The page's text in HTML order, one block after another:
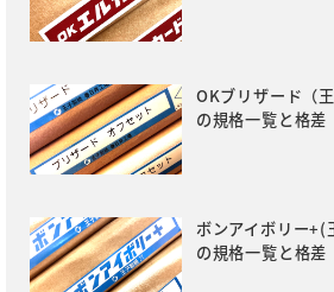
OKブリザード（
の規格一覧と格差
ボンアイボリー+(
の規格一覧と格差